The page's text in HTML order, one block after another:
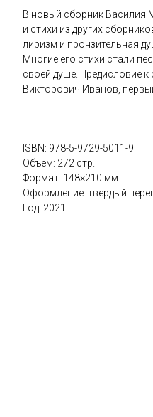
В новый сборник Василия
и стихи из других
лиризм и пронзительная
Многие его стихи стали
своей душе. Предисловие
Викторович Иванов,
ISBN: 978-5-9729-5011-9
Объем: 272 стр.
Формат: 148×210 мм
Оформление: твердый
Год: 2021